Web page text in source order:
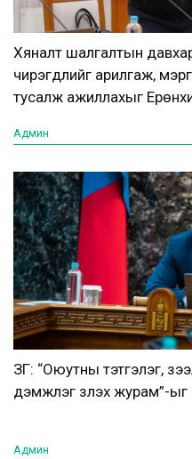
Хяналт шалгалтын
чирэгдлийг арилгаж,
тусалж ажиллахыг
Админ
ЗГ: “Оюутны тэтгэлэг,
дэмжлэг үзүүлэх журам”-
Админ